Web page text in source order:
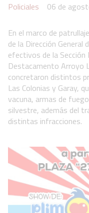
Policiales 06 de
En el marco de
de la Dirección General
efectivos de la Sección
Destacamento Arroyo
concretaron distintos
Las Colonias y Garay,
vacuna, armas de
silvestre, además del
distintas infracciones.